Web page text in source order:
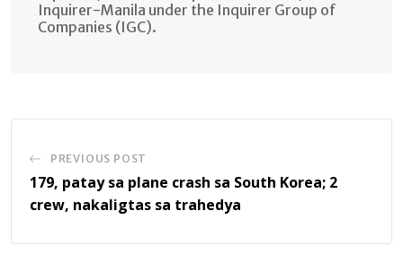
Inquirer-Manila under the Inquirer Group of
Companies (IGC).
PREVIOUS POST
179, patay sa plane crash sa South Korea; 2
crew, nakaligtas sa trahedya